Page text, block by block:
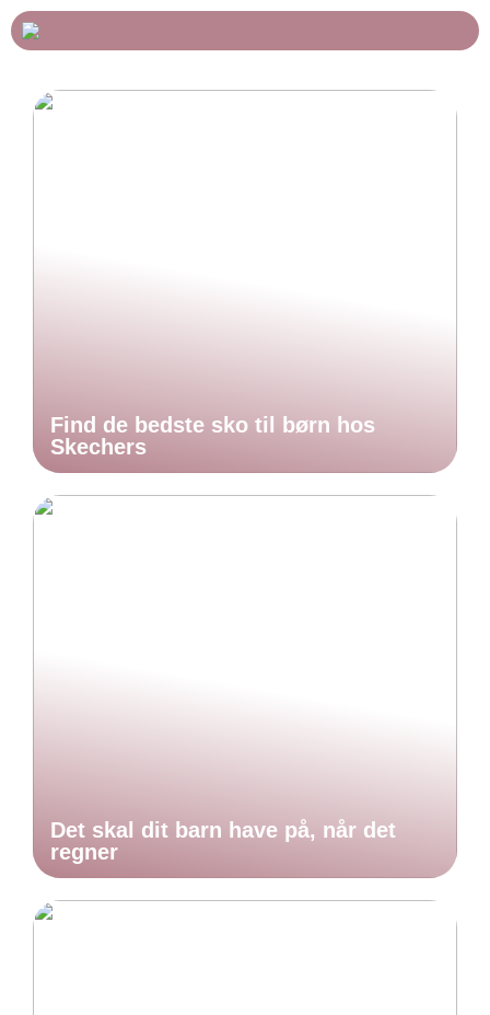
Find de bedste sko til børn hos
Skechers
Det skal dit barn have på, når det
regner